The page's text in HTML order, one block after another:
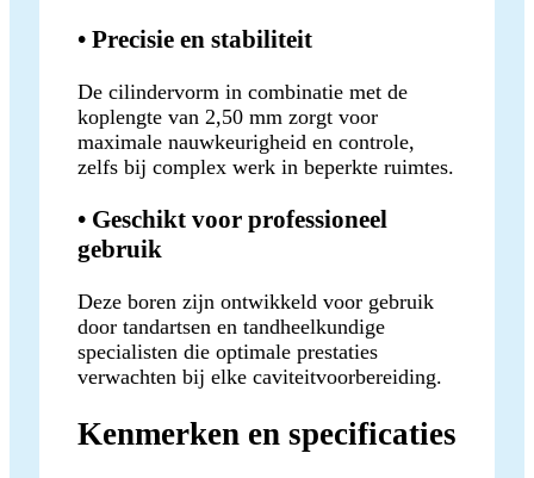
• Precisie en stabiliteit
De cilindervorm in combinatie met de
koplengte van 2,50 mm zorgt voor
maximale nauwkeurigheid en controle,
zelfs bij complex werk in beperkte ruimtes.
• Geschikt voor professioneel
gebruik
Deze boren zijn ontwikkeld voor gebruik
door tandartsen en tandheelkundige
specialisten die optimale prestaties
verwachten bij elke caviteitvoorbereiding.
Kenmerken en specificaties